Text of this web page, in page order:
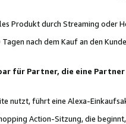
Produkt durch Streaming oder
nach dem Kauf an den
für Partner, die eine
nutzt, führt eine Alexa-
Action-Sitzung, die